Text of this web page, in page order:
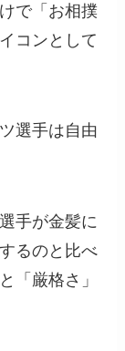
で「お相撲
コンとして
選手は自由
手が金髪に
るのと比べ
「厳格さ」